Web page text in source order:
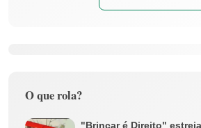
O que rola?
"Brincar é Direito"